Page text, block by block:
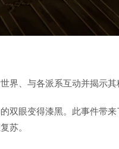
界、与各派系互动并揭示其
双眼变得漆黑。此事件带
苏。